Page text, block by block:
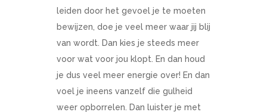
leiden door het gevoel je te moeten
bewijzen, doe je veel meer waar jij blij
van wordt. Dan kies je steeds meer
voor wat voor jou klopt. En dan houd
je dus veel meer energie over! En dan
voel je ineens vanzelf die gulheid
weer opborrelen. Dan luister je met